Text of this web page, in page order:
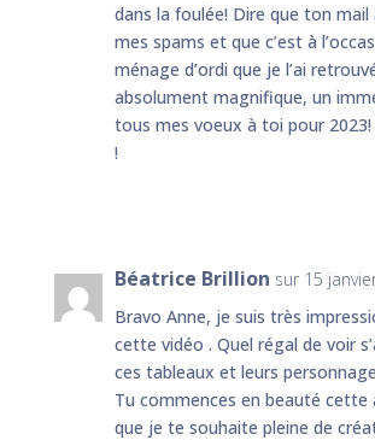
dans la foulée! Dire que ton
mes spams et que c’est à
ménage d’ordi que je l’ai
absolument magnifique, un
tous mes voeux à toi pour 2023!
!
Béatrice Brillion sur 15
Bravo Anne, je suis très
cette vidéo . Quel régal de voir
ces tableaux et leurs
Tu commences en beauté cette
que je te souhaite pleine de